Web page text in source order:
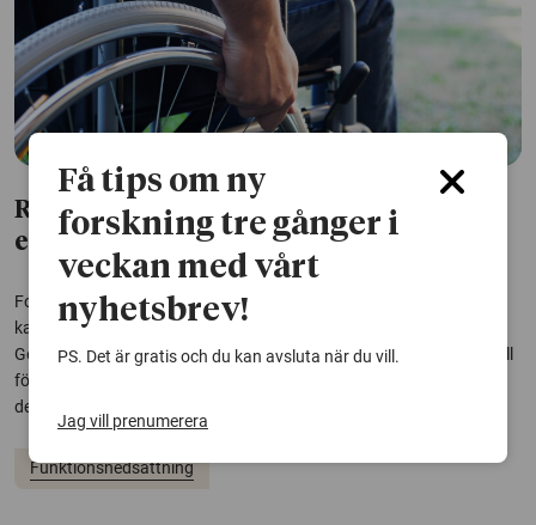
Ryggmärgsskador kan läka med hjälp av
elektricitet
Forskare har tagit fram ett implantat som med hjälp av elektricitet
kan ge råttor med ryggmärgsskador sin rörelseförmåga tillbaka.
Genombrottet väcker hopp om en behandling för människor som till
följd av skador på ryggmärgen har förlorat känsel och funktion i
delar av kroppen.
Funktionsnedsättning
Få tips om ny
forskning tre gånger i
veckan med vårt
nyhetsbrev!
PS. Det är gratis och du kan avsluta när du vill.
Jag vill prenumerera